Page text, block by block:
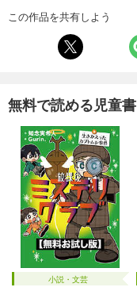
この作品を共有しよう
無料で読める児童書
小説・文芸